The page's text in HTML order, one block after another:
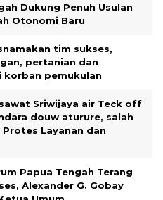
Dukung Penuh Usulan
Otonomi Baru
tim sukses,
pertanian dan
korban pemukulan
Sriwijaya air Teck off
douw aturure, salah
Layanan dan
Papua Tengah Terang
Alexander G. Gobay